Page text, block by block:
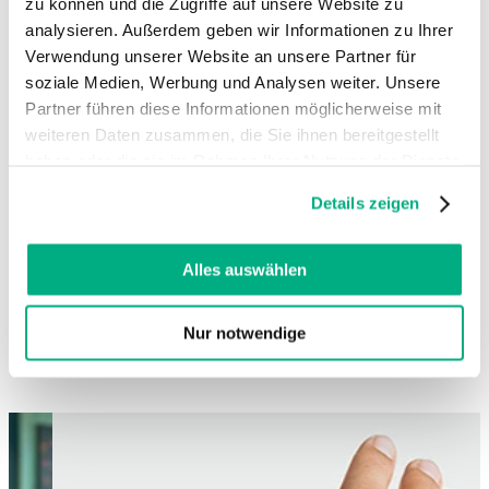
analysieren. Außerdem geben wir Informationen zu Ihrer
Verwendung unserer Website an unsere Partner für
soziale Medien, Werbung und Analysen weiter. Unsere
Partner führen diese Informationen möglicherweise mit
weiteren Daten zusammen, die Sie ihnen bereitgestellt
Cookies, wenn Sie unsere Webseite weiterhin nutzen.
Weitere Informationen finden Sie in
DatenschutzerklärungundImpressum
Details zeigen
Alles auswählen
Nur notwendige